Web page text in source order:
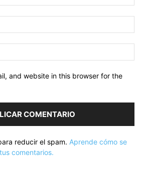
and website in this browser for the
reducir el spam. Aprende cómo se
comentarios.